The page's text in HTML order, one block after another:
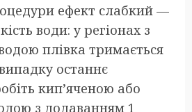
ефект слабкий —
води: у регіонах з
плівка тримається
останнє
кип’яченою або
з додаванням 1